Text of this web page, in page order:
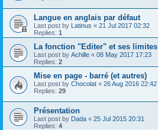
Langue en anglais par défaut
Last post by Latinus « 21 Jul 2017 02:32
Replies: 1
La fonction "Editer" et ses limites
Last post by Achille « 08 May 2017 17:23
Replies: 2
Mise en page - barré (et autres)
Last post by Chocolat « 26 Aug 2016 22:42
Replies: 29
Présentation
Last post by Dada « 25 Jul 2015 20:31
Replies: 4